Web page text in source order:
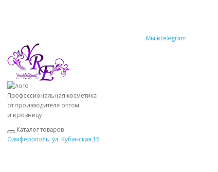
Мы в telegram
Профессиональная косметика
от производителя оптом
и в розницу
Каталог товаров
Симферополь, ул. Кубанская,15